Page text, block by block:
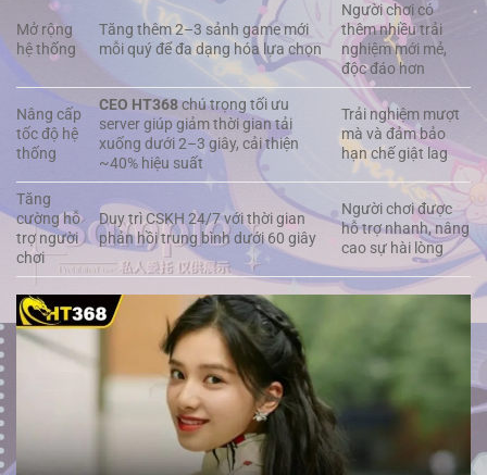
Mở rộng
hệ thống
Tăng thêm 2–3 sảnh game mới
mỗi quý để đa dạng hóa lựa chọn
Người chơi có
thêm nhiều trải
nghiệm mới mẻ,
độc đáo hơn
Nâng cấp
tốc độ hệ
thống
CEO HT368chú trọng tối ưu
server giúp giảm thời gian tải
xuống dưới 2–3 giây, cải thiện
~40% hiệu suất
Trải nghiệm mượt
mà và đảm bảo
hạn chế giật lag
Tăng
cường hỗ
trợ người
chơi
Duy trì CSKH 24/7 với thời gian
phản hồi trung bình dưới 60 giây
Người chơi được
hỗ trợ nhanh, nâng
cao sự hài lòng